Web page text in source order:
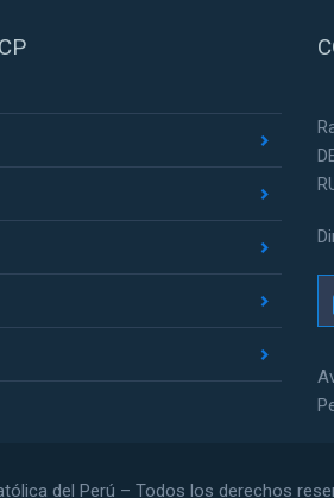
del Perú – Todos los derechos